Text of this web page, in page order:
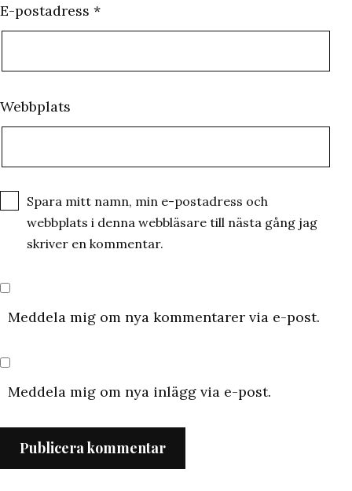
E-postadress *
Webbplats
Spara mitt namn, min e-postadress och
webbplats i denna webbläsare till nästa gång jag
skriver en kommentar.
Meddela mig om nya kommentarer via e-post.
Meddela mig om nya inlägg via e-post.